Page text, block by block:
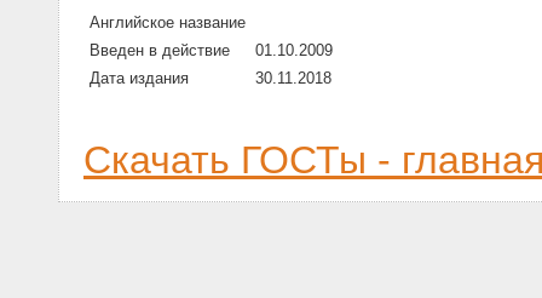
Английское название
Введен в действие
01.10.2009
Дата издания
30.11.2018
Скачать ГОСТы -